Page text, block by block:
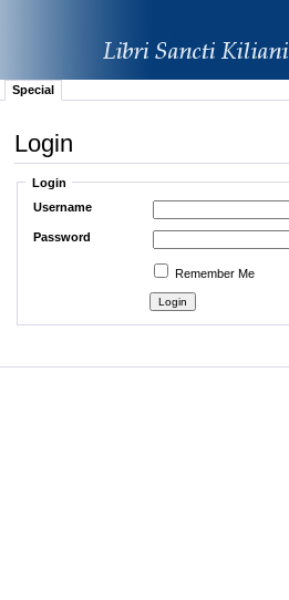
Special
Login
Login
Username
Password
Remember Me